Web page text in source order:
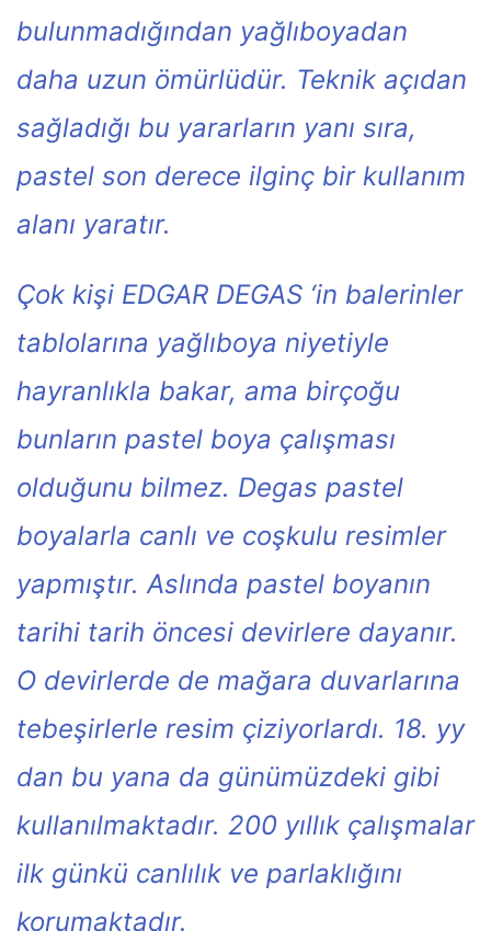
bulunmadığından yağlıboyadan
daha uzun ömürlüdür. Teknik açıdan
sağladığı bu yararların yanı sıra,
pastel son derece ilginç bir kullanım
alanı yaratır.
Çok kişi EDGAR DEGAS ‘in balerinler
tablolarına yağlıboya niyetiyle
hayranlıkla bakar, ama birçoğu
bunların pastel boya çalışması
olduğunu bilmez. Degas pastel
boyalarla canlı ve coşkulu resimler
yapmıştır. Aslında pastel boyanın
tarihi tarih öncesi devirlere dayanır.
O devirlerde de mağara duvarlarına
tebeşirlerle resim çiziyorlardı. 18. yy
dan bu yana da günümüzdeki gibi
kullanılmaktadır. 200 yıllık çalışmalar
ilk günkü canlılık ve parlaklığını
korumaktadır.